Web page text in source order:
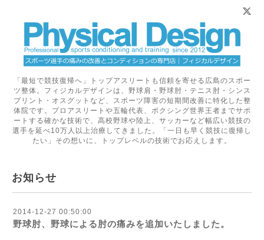
「最短で競技復帰へ」トップアスリートも信頼を寄せる広島のスポー
ツ整体。フィジカルデザインは、野球肩・野球肘・テニス肘・シンス
プリント・オスグットなど、スポーツ障害の短期間改善に特化した整
体院です。プロアスリートや五輪代表、ボクシング世界王者までサポ
ートする確かな技術で、高校野球や陸上、サッカーなど幅広い競技の
選手を延べ10万人以上治療してきました。「一日も早く競技に復帰し
たい」その想いに、トップレベルの技術でお応えします。
お知らせ
2014-12-27 00:50:00
野球肘、野球による肘の痛みを追加いたしました。